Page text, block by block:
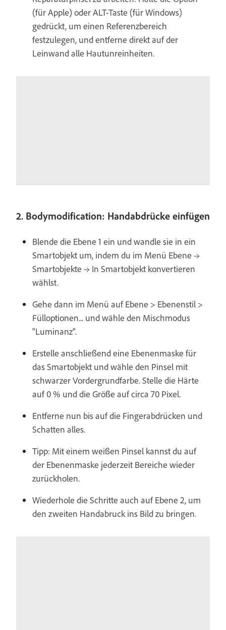
(für Apple) oder ALT-Taste (für Windows)
gedrückt, um einen Referenzbereich
festzulegen, und entferne direkt auf der
Leinwand alle Hautunreinheiten.
2. Bodymodification: Handabdrücke einfügen
Blende die Ebene 1 ein und wandle sie in ein
Smartobjekt um, indem du im Menü Ebene →
Smartobjekte → In Smartobjekt konvertieren
wählst.
Gehe dann im Menü auf Ebene > Ebenenstil >
Fülloptionen... und wähle den Mischmodus
"Luminanz".
Erstelle anschließend eine Ebenenmaske für
das Smartobjekt und wähle den Pinsel mit
schwarzer Vordergrundfarbe. Stelle die Härte
auf 0 % und die Größe auf circa 70 Pixel.
Entferne nun bis auf die Fingerabdrücken und
Schatten alles.
Tipp: Mit einem weißen Pinsel kannst du auf
der Ebenenmaske jederzeit Bereiche wieder
zurückholen.
Wiederhole die Schritte auch auf Ebene 2, um
den zweiten Handabruck ins Bild zu bringen.